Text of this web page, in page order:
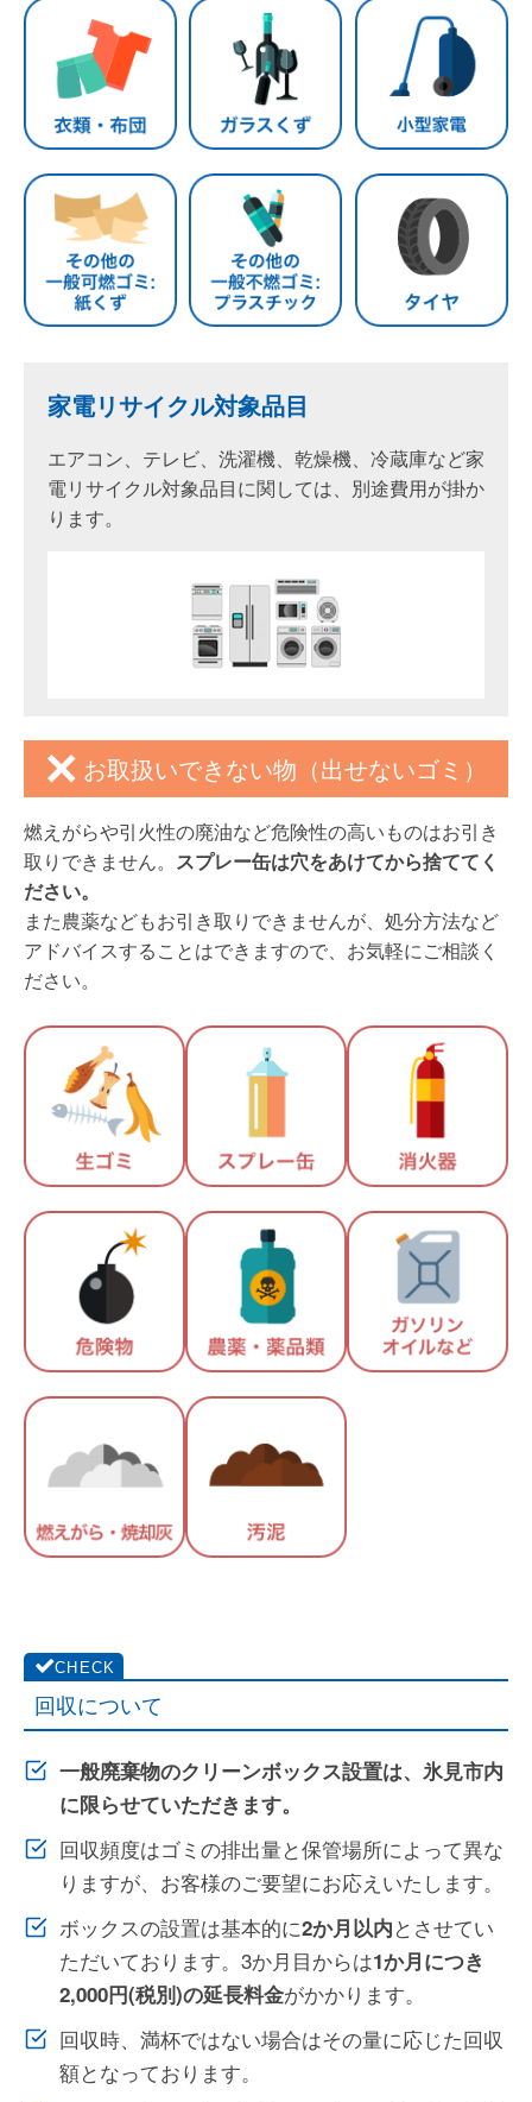
家電リサイクル対象品目
エアコン、テレビ、洗濯機、乾燥機、冷蔵庫など家
電リサイクル対象品目に関しては、別途費用が掛か
ります。
お取扱いできない物（出せないゴミ）
燃えがらや引火性の廃油など危険性の高いものはお引き
取りできません。 スプレー缶は穴をあけてから捨ててく
ださい。
また農薬などもお引き取りできませんが、処分方法など
アドバイスすることはできますので、お気軽にご相談く
ださい。
回収について
一般廃棄物のクリーンボックス設置は、氷見市内
に限らせていただきます。
回収頻度はゴミの排出量と保管場所によって異な
りますが、お客様のご要望にお応えいたします。
ボックスの設置は基本的に2か月以内とさせてい
ただいております。3か月目からは1か月につき
2,000円(税別)の延長料金がかかります。
回収時、満杯ではない場合はその量に応じた回収
額となっております。